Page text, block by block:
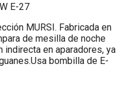
E-27
MURSI. Fabricada en
de mesilla de noche
en aparadores, ya
bombilla de E-